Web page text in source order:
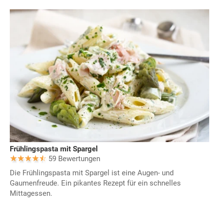
Frühlingspasta mit Spargel
59 Bewertungen
Die Frühlingspasta mit Spargel ist eine Augen- und
Gaumenfreude. Ein pikantes Rezept für ein schnelles
Mittagessen.